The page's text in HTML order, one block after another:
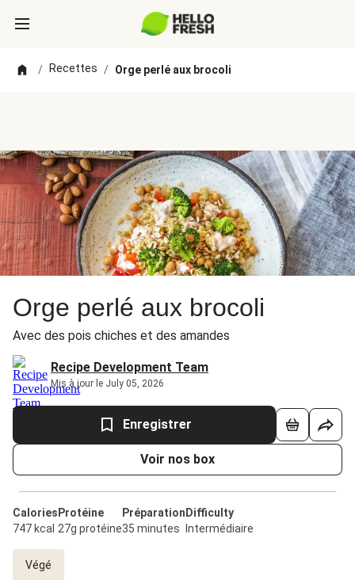
/ Recettes / Orge perlé aux brocoli
Orge perlé aux brocoli
Avec des pois chiches et des amandes
Recipe Development Team
Mis à jour le July 05, 2026
Enregistrer
Voir nos box
Calories
747 kcal
Protéine
27g protéine
Préparation
35 minutes
Difficulty
Intermédiaire
Végé